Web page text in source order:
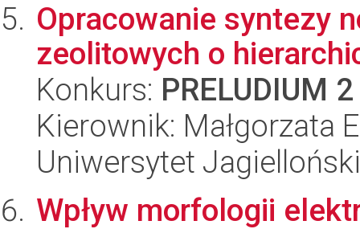
Opracowanie syntezy
zeolitowych o
Konkurs: PRELUDIUM 2
Kierownik: Małgorzata
Uniwersytet
Wpływ morfologii